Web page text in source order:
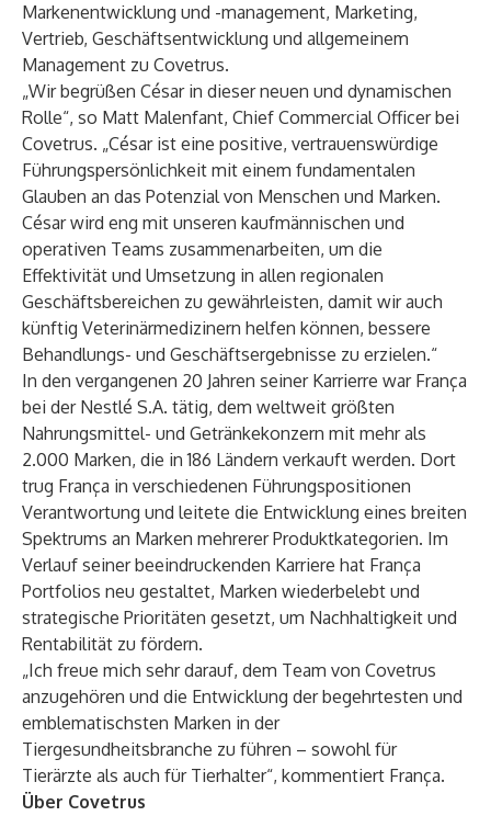
Markenentwicklung und -management, Marketing,
Vertrieb, Geschäftsentwicklung und allgemeinem
Management zu Covetrus.
„Wir begrüßen César in dieser neuen und dynamischen
Rolle“, so Matt Malenfant, Chief Commercial Officer bei
Covetrus. „César ist eine positive, vertrauenswürdige
Führungspersönlichkeit mit einem fundamentalen
Glauben an das Potenzial von Menschen und Marken.
César wird eng mit unseren kaufmännischen und
operativen Teams zusammenarbeiten, um die
Effektivität und Umsetzung in allen regionalen
Geschäftsbereichen zu gewährleisten, damit wir auch
künftig Veterinärmedizinern helfen können, bessere
Behandlungs- und Geschäftsergebnisse zu erzielen.“
In den vergangenen 20 Jahren seiner Karrierre war França
bei der Nestlé S.A. tätig, dem weltweit größten
Nahrungsmittel- und Getränkekonzern mit mehr als
2.000 Marken, die in 186 Ländern verkauft werden. Dort
trug França in verschiedenen Führungspositionen
Verantwortung und leitete die Entwicklung eines breiten
Spektrums an Marken mehrerer Produktkategorien. Im
Verlauf seiner beeindruckenden Karriere hat França
Portfolios neu gestaltet, Marken wiederbelebt und
strategische Prioritäten gesetzt, um Nachhaltigkeit und
Rentabilität zu fördern.
„Ich freue mich sehr darauf, dem Team von Covetrus
anzugehören und die Entwicklung der begehrtesten und
emblematischsten Marken in der
Tiergesundheitsbranche zu führen – sowohl für
Tierärzte als auch für Tierhalter“, kommentiert França.
Über Covetrus